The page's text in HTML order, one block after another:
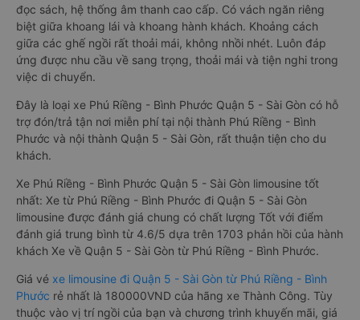
đọc sách, hệ thống âm thanh cao cấp. Có vách ngăn riêng
biệt giữa khoang lái và khoang hành khách. Khoảng cách
giữa các ghế ngồi rất thoải mái, không nhồi nhét. Luôn đáp
ứng được nhu cầu về sang trọng, thoải mái và tiện nghi trong
việc di chuyển.
Đây là loại xe Phú Riềng - Bình Phước Quận 5 - Sài Gòn có hỗ
trợ đón/trả tận nơi miễn phí tại nội thành Phú Riềng - Bình
Phước và nội thành Quận 5 - Sài Gòn, rất thuận tiện cho du
khách.
Xe Phú Riềng - Bình Phước Quận 5 - Sài Gòn limousine tốt
nhất: Xe từ Phú Riềng - Bình Phước đi Quận 5 - Sài Gòn
limousine được đánh giá chung có chất lượng Tốt với điểm
đánh giá trung bình từ 4.6/5 dựa trên 1703 phản hồi của hành
khách Xe về Quận 5 - Sài Gòn từ Phú Riềng - Bình Phước.
Giá vé xe limousine đi Quận 5 - Sài Gòn từ Phú Riềng - Bình
Phước rẻ nhất là 180000VND của hãng xe Thành Công. Tùy
thuộc vào vị trí ngồi của bạn và chương trình khuyến mãi, giá